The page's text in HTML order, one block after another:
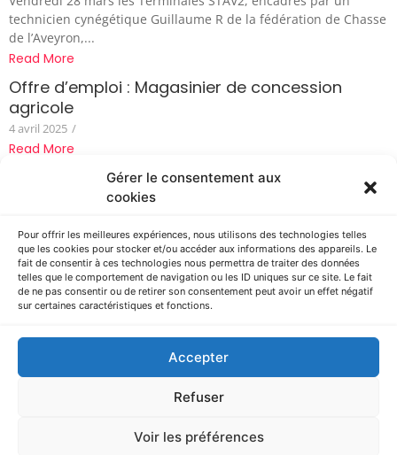
Gérer le consentement aux
cookies
Pour offrir les meilleures expériences, nous utilisons des technologies telles
que les cookies pour stocker et/ou accéder aux informations des appareils. Le
fait de consentir à ces technologies nous permettra de traiter des données
telles que le comportement de navigation ou les ID uniques sur ce site. Le fait
de ne pas consentir ou de retirer son consentement peut avoir un effet négatif
sur certaines caractéristiques et fonctions.
Accepter
Refuser
Voir les préférences
technicien cynégétique Guillaume R de la fédération de Chasse
de l’Aveyron,...
Read More
Offre d’emploi : Magasinier de concession
agricole
4 avril 2025 /
Read More
/
CROSS 2023 – Le plein de médailles ! 1 er place en individuel et
1er place en équipe pour la...
Read More
AGRICAMPUS LA ROQUE – Route d’Espalion – CS 73355 ONET LE
CHATEAU – 12033 RODEZ cedex 9 – Tèl. : 05 65 77 75 00
Copyright © 2025 EPLEFPA Rodez La Roque. Tous droits réservés.
conditions d’utilisation.